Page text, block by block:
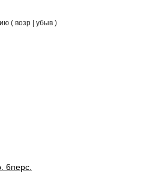
( возр | убыв )
6перс.